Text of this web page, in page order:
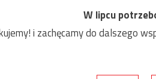
W lipcu
i zachęcamy do dalszego